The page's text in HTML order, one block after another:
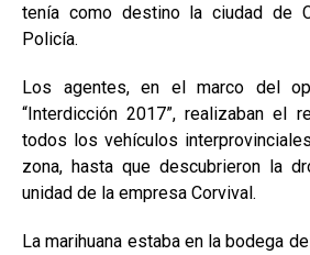
tenía como destino la ciudad de
Policía.
Los agentes, en el marco del
“Interdicción 2017”, realizaban el
todos los vehículos
zona, hasta que descubrieron la
unidad de la empresa Corvival.
La marihuana estaba en la bodega